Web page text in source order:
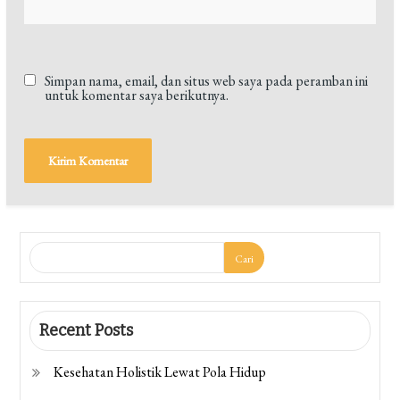
Simpan nama, email, dan situs web saya pada peramban ini
untuk komentar saya berikutnya.
Cari
Recent Posts
Kesehatan Holistik Lewat Pola Hidup